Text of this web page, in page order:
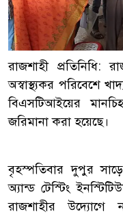
রাজশাহী প্রতিনিধি:
অস্বাস্থ্যকর পরিবেশে
বিএসটিআইয়ের
জরিমানা করা হয়েছে।
বৃহস্পতিবার দুপুর সাড়ে
অ্যান্ড টেস্টিং
রাজশাহীর উদ্যোগে